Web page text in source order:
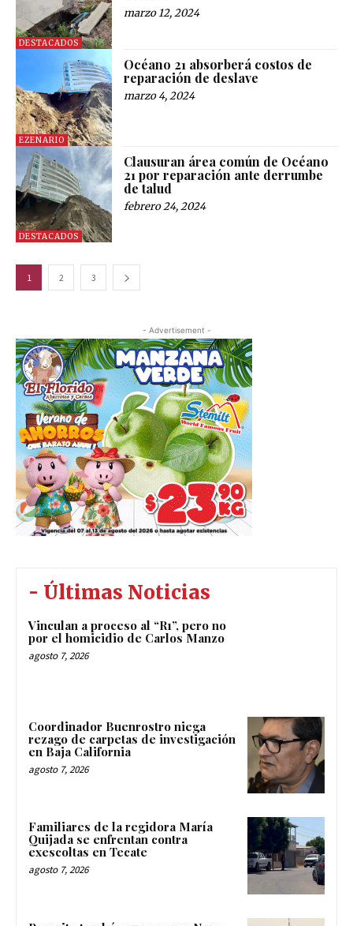
DESTACADOS
marzo 12, 2024
EZENARIO
Océano 21 absorberá costos de
reparación de deslave
marzo 4, 2024
DESTACADOS
Clausuran área común de Océano
21 por reparación ante derrumbe
de talud
febrero 24, 2024
1 2 3
- Advertisement -
- Últimas Noticias
Vinculan a proceso al “R1”, pero no
por el homicidio de Carlos Manzo
agosto 7, 2026
Coordinador Buenrostro niega
rezago de carpetas de investigación
en Baja California
agosto 7, 2026
Familiares de la regidora María
Quijada se enfrentan contra
exescoltas en Tecate
agosto 7, 2026